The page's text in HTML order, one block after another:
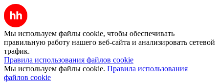
Мы используем файлы cookie, чтобы обеспечивать
правильную работу нашего веб-сайта и анализировать сетевой
трафик.
Правила использования файлов cookie
Мы используем файлы cookie. Правила использования
файлов cookie